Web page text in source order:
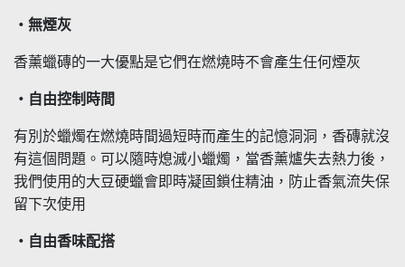
・無煙灰
香薰蠟磚的一大優點是它們在燃燒時不會產生任何煙灰
・自由控制時間
有別於蠟燭在燃燒時間過短時而產生的記憶洞洞，香磚就沒
有這個問題。可以隨時熄滅小蠟燭，當香薰爐失去熱力後，
我們使用的大豆硬蠟會即時凝固鎖住精油，防止香氣流失保
留下次使用
・自由香味配搭